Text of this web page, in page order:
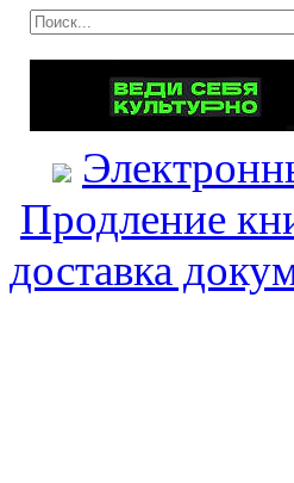
Продление
доставка